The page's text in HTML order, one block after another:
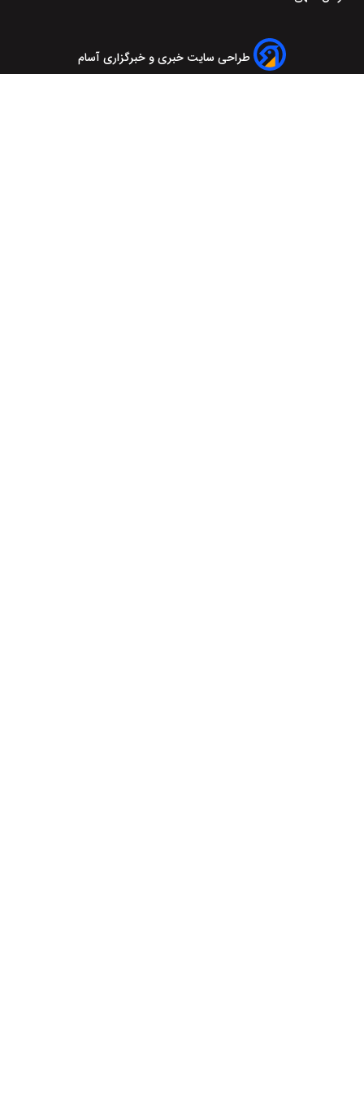
طراحی سایت خبری و خبرگزاری آسام